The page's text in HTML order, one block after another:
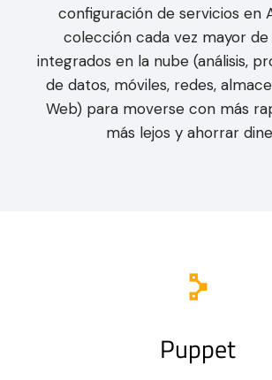
configuración de servicios en
colección cada vez mayor de
integrados en la nube (análisis,
de datos, móviles, redes,
Web) para moverse con más
más lejos y ahorrar
Puppet